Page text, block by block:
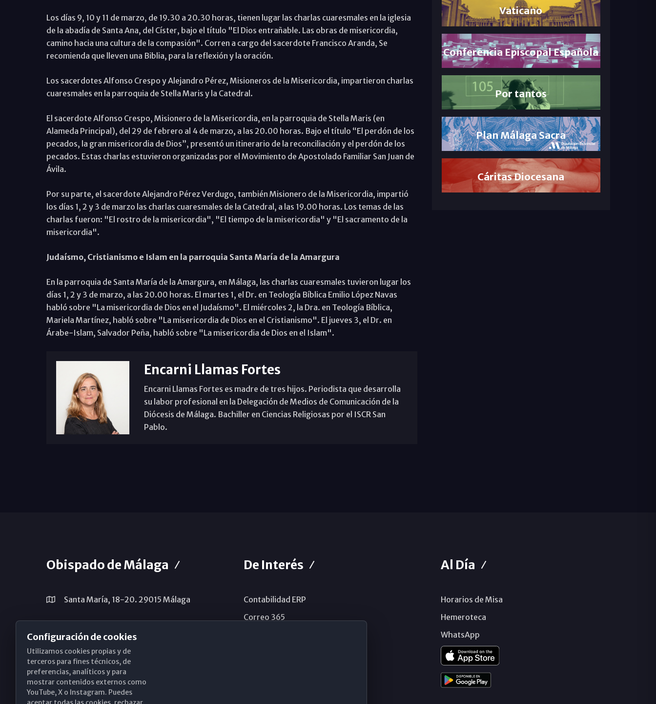
Los días 9, 10 y 11 de marzo, de 19.30 a 20.30 horas, tienen lugar las charlas cuaresmales en la iglesia
de la abadía de Santa Ana, del Císter, bajo el título "El Dios entrañable. Las obras de misericordia,
camino hacia una cultura de la compasión". Corren a cargo del sacerdote Francisco Aranda, Se
recomienda que lleven una Biblia, para la reflexión y la oración.
Los sacerdotes Alfonso Crespo y Alejandro Pérez, Misioneros de la Misericordia, impartieron charlas
cuaresmales en la parroquia de Stella Maris y la Catedral.
El sacerdote Alfonso Crespo, Misionero de la Misericordia, en la parroquia de Stella Maris (en
Alameda Principal), del 29 de febrero al 4 de marzo, a las 20.00 horas. Bajo el título “El perdón de los
pecados, la gran misericordia de Dios”, presentó un itinerario de la reconciliación y el perdón de los
pecados. Estas charlas estuvieron organizadas por el Movimiento de Apostolado Familiar San Juan de
Ávila.
Por su parte, el sacerdote Alejandro Pérez Verdugo, también Misionero de la Misericordia, impartió
los días 1, 2 y 3 de marzo las charlas cuaresmales de la Catedral, a las 19.00 horas. Los temas de las
charlas fueron: "El rostro de la misericordia", "El tiempo de la misericordia" y "El sacramento de la
misericordia".
Judaísmo, Cristianismo e Islam en la parroquia Santa María de la Amargura
En la parroquia de Santa María de la Amargura, en Málaga, las charlas cuaresmales tuvieron lugar los
días 1, 2 y 3 de marzo, a las 20.00 horas. El martes 1, el Dr. en Teología Bíblica Emilio López Navas
habló sobre "La misericordia de Dios en el Judaísmo". El miércoles 2, la Dra. en Teología Bíblica,
Mariela Martínez, habló sobre "La misericordia de Dios en el Cristianismo". El jueves 3, el Dr. en
Árabe-Islam, Salvador Peña, habló sobre "La misericordia de Dios en el Islam".
Encarni Llamas Fortes
Encarni Llamas Fortes es madre de tres hijos. Periodista que desarrolla
su labor profesional en la Delegación de Medios de Comunicación de la
Diócesis de Málaga. Bachiller en Ciencias Religiosas por el ISCR San
Pablo.
Vaticano
Conferencia Episcopal Española
Por tantos
Plan Málaga Sacra
Cáritas Diocesana
Obispado de Málaga
Santa María, 18-20. 29015 Málaga
(+34) 952 224 386
obispado@diocesismalaga.es
De Interés
Contabilidad ERP
Correo 365
Al Día
Horarios de Misa
Hemeroteca
WhatsApp
Configuración de cookies
Utilizamos cookies propias y de
terceros para fines técnicos, de
preferencias, analíticos y para
mostrar contenidos externos como
YouTube, X o Instagram. Puedes